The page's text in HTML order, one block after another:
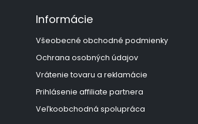
Informácie
Všeobecné obchodné podmienky
Ochrana osobných údajov
Vrátenie tovaru a reklamácie
Prihlásenie affiliate partnera
Veľkoobchodná spolupráca